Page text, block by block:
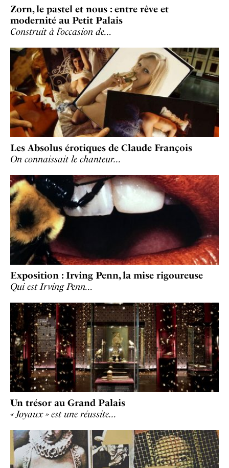
Zorn, le pastel et nous : entre rêve et
modernité au Petit Palais
Construit à l’occasion de…
Les Absolus érotiques de Claude François
On connaissait le chanteur…
Exposition : Irving Penn, la mise rigoureuse
Qui est Irving Penn…
Un trésor au Grand Palais
« Joyaux » est une réussite…